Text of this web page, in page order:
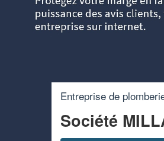
Entreprise de
Société